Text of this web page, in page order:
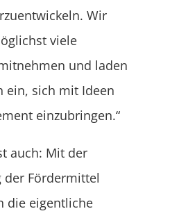
Wir
viele
und laden
ein, sich mit Ideen
einzubringen.“
auch: Mit der
der Fördermittel
die eigentliche